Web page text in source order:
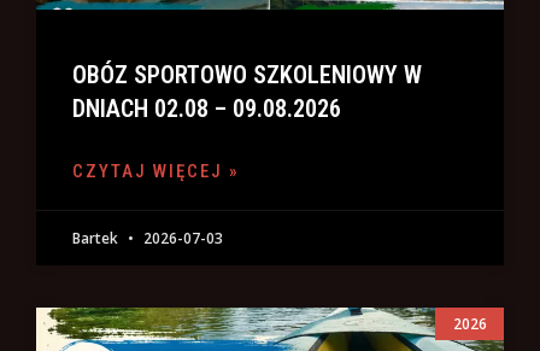
OBÓZ SPORTOWO SZKOLENIOWY W
DNIACH 02.08 – 09.08.2026
CZYTAJ WIĘCEJ »
Bartek 2026-07-03
2026